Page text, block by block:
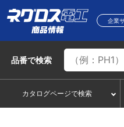
企業
品番で検索
カタログページで検索